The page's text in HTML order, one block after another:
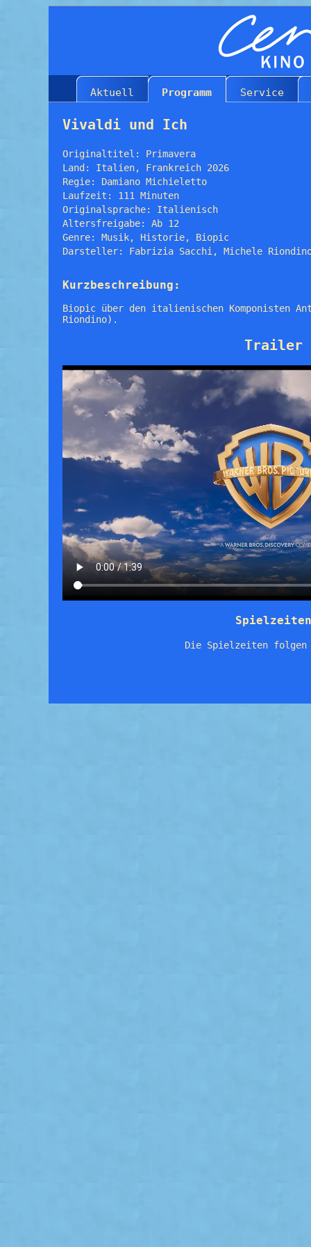
Aktuell Programm Service
Vivaldi und Ich
Originaltitel: Primavera
Land: Italien, Frankreich 2026
Regie: Damiano Michieletto
Laufzeit: 111 Minuten
Originalsprache: Italienisch
Altersfreigabe: Ab 12
Genre: Musik, Historie, Biopic
Darsteller: Fabrizia Sacchi, Michele
Kurzbeschreibung:
Biopic über den italienischen Komponisten
Riondino).
Trailer
Spielzeiten
Die Spielzeiten